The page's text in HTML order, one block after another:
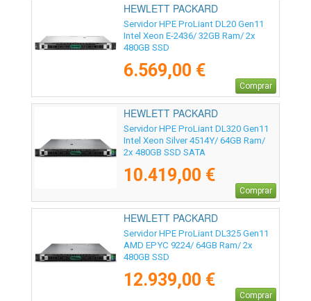
HEWLETT PACKARD
ENTERPRISE - P71375-425
Servidor HPE ProLiant DL20 Gen11
Intel Xeon E-2436/ 32GB Ram/ 2x
480GB SSD
6.569,00 €
Comprar
HEWLETT PACKARD
ENTERPRISE - P77243-425
Servidor HPE ProLiant DL320 Gen11
Intel Xeon Silver 4514Y/ 64GB Ram/
2x 480GB SSD SATA
10.419,00 €
Comprar
HEWLETT PACKARD
ENTERPRISE - P77239-425
Servidor HPE ProLiant DL325 Gen11
AMD EPYC 9224/ 64GB Ram/ 2x
480GB SSD
12.939,00 €
Comprar